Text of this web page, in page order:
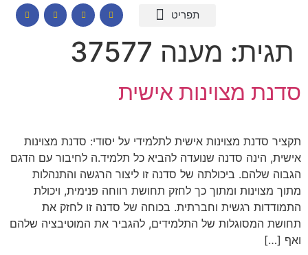
תגית: מענה 37577
סדנת מצוינות אישית
תקציר סדנת מצוינות אישית לתלמידי על יסודי: סדנת מצוינות
אישית, הינה סדנה שנועדה להביא כל תלמיד.ה לחיבור עם הדגם
הגבוה שלהם. ביכולתה של סדנה זו ליצור הרגשה והתנהלות
מתוך מצוינות ומתוך כך לחזק תחושת רווחה פנימית, ויכולת
התמודדות רגשית וחברתית. בכוחה של סדנה זו לחזק את
תחושת המסוגלות של התלמידים, להגביר את המוטיבציה שלהם
ואף […]